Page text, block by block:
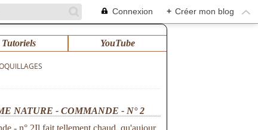
Connexion + Créer mon blog
Tutoriels YouTube
NATURE - COMMANDE - N° 2
Il fait tellement chaud, qu'aujour